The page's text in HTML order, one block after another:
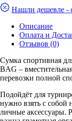
Нашли дешевле -
Описание
Оплата и
Отзывов (0)
Сумка спортивная
BAG –
перевозки полной
Подойдёт для
нужно взять с собой
личные аксессуары.